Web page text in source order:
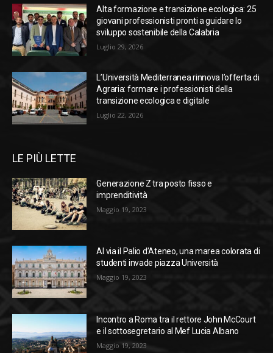
Alta formazione e transizione ecologica: 25
giovani professionisti pronti a guidare lo
sviluppo sostenibile della Calabria
Luglio 29, 2026
L’Università Mediterranea rinnova l’offerta di
Agraria: formare i professionisti della
transizione ecologica e digitale
Luglio 22, 2026
LE PIÙ LETTE
Generazione Z tra posto fisso e
imprenditività
Maggio 19, 2023
Al via il Palio d’Ateneo, una marea colorata di
studenti invade piazza Università
Maggio 19, 2023
Incontro a Roma tra il rettore John McCourt
e il sottosegretario al Mef Lucia Albano
Maggio 19, 2023